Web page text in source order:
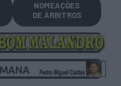
NOMEAÇÕES
DE ÁRBITROS